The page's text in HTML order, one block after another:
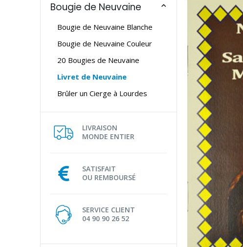
Bougie de Neuvaine
Bougie de Neuvaine Blanche
Bougie de Neuvaine Couleur
20 Bougies de Neuvaine
Livret de Neuvaine
Brûler un Cierge à Lourdes
LIVRAISON
MONDE ENTIER
SATISFAIT
OU REMBOURSÉ
SERVICE CLIENT
04 90 90 26 52